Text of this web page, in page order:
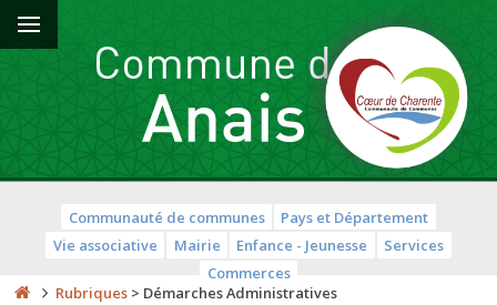
Communauté de communes
Pays et Département
Vie associative
Mairie Enfance - Jeunesse
Services
Commerces
Rubriques > Démarches Administratives